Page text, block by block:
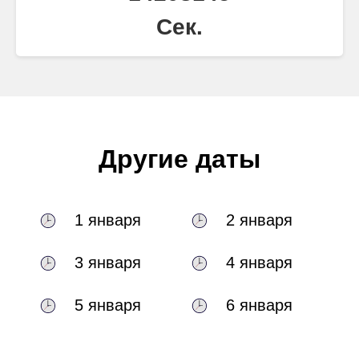
Сек.
Другие даты
1 января 2 января
3 января 4 января
5 января 6 января